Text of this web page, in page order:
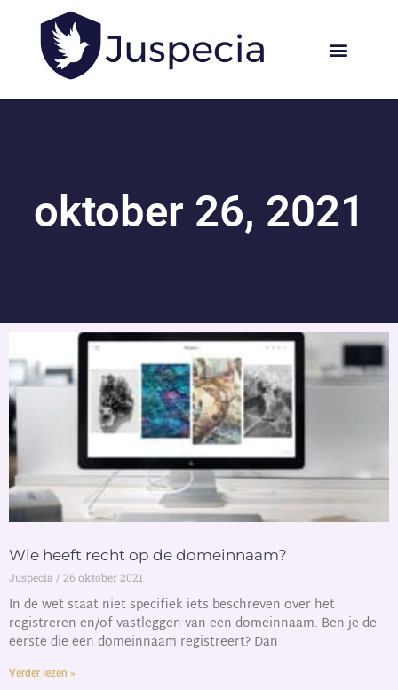
oktober 26, 2021
Wie heeft recht op de domeinnaam?
Juspecia 26 oktober 2021
In de wet staat niet specifiek iets beschreven over het
registreren en/of vastleggen van een domeinnaam. Ben je de
eerste die een domeinnaam registreert? Dan
Verder lezen »